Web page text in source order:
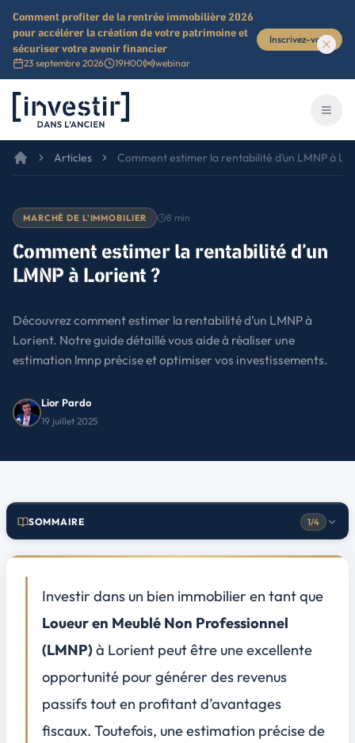
Comment profiter de la rentrée immobilière 2026
pour accélérer la création de votre patrimoine et
sécuriser votre avenir financier
23 septembre 2026 19H00 webinar
Inscrivez-vous
Investir dans l'ancien
Articles Comment estimer la rentabilité d’un LMNP à
MARCHÉ DE L'IMMOBILIER 8 min
Comment estimer la rentabilité d’un
LMNP à Lorient ?
Découvrez comment estimer la rentabilité d’un LMNP à
Lorient. Notre guide détaillé vous aide à réaliser une
estimation lmnp précise et optimiser vos investissements.
Lior Pardo
19 juillet 2025
SOMMAIRE 1/4
Évolution des prix de l'immobilier et des loyers
Impact des facteurs locaux sur la rentabilité
Analyser les caractéristiques du bien et du bail
Type de bien et caractéristiques (appartement, studio, maison)
Qualité de l'emplacement et des infrastructures
Conditions et durée du bail commercial
Investir dans un bien immobilier en tant que
Loueur en Meublé Non Professionnel
(LMNP) à Lorient peut être une excellente
opportunité pour générer des revenus
passifstout en profitant d’avantages
fiscaux. Toutefois, une estimation précise de